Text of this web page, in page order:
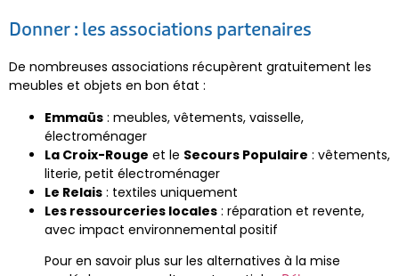
Donner : les associations partenaires
De nombreuses associations récupèrent gratuitement les
meubles et objets en bon état :
Emmaüs : meubles, vêtements, vaisselle,
électroménager
La Croix-Rouge et le Secours Populaire : vêtements,
literie, petit électroménager
Le Relais : textiles uniquement
Les ressourceries locales : réparation et revente,
avec impact environnemental positif
Pour en savoir plus sur les alternatives à la mise